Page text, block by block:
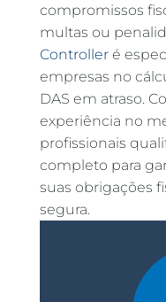
compromissos
multas ou
Controller é
empresas no
DAS em atraso.
experiência no
profissionais
completo para
suas obrigações
segura.